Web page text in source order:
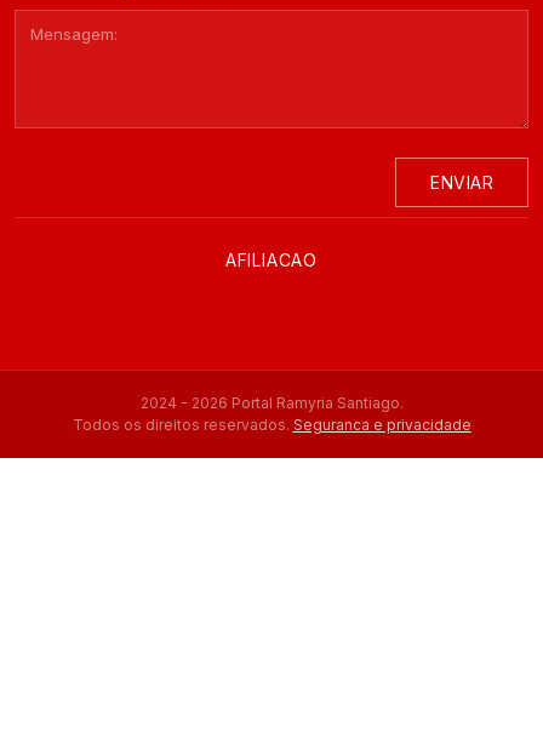
ENVIAR
AFILIACAO
2024 - 2026 Portal Ramyria Santiago.
Todos os direitos reservados. Seguranca e privacidade